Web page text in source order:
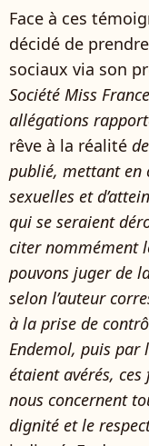
Face à ces
décidé de
sociaux via son
Société Miss
allégations
rêve à la réalité
publié, mettant en
sexuelles et
qui se seraient
citer nommément
pouvons juger de
selon l’auteur
à la prise de
Endemol, puis par
étaient avérés,
nous concernent
dignité et le